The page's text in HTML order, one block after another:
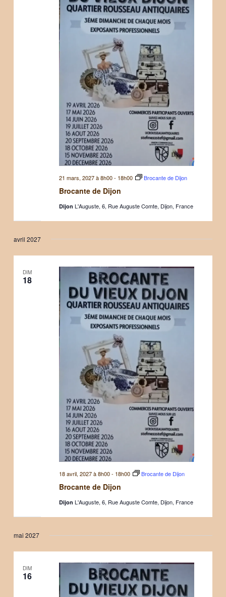
Brocante de Dijon
21 mars, 2027 à 8h00- 18h00 Brocante de Dijon
Dijon L'Auguste, 6, Rue Auguste Comte, Dijon, France
avril 2027
DIM
18
Brocante de Dijon
18 avril, 2027 à 8h00- 18h00 Brocante de Dijon
Dijon L'Auguste, 6, Rue Auguste Comte, Dijon, France
mai 2027
DIM
16